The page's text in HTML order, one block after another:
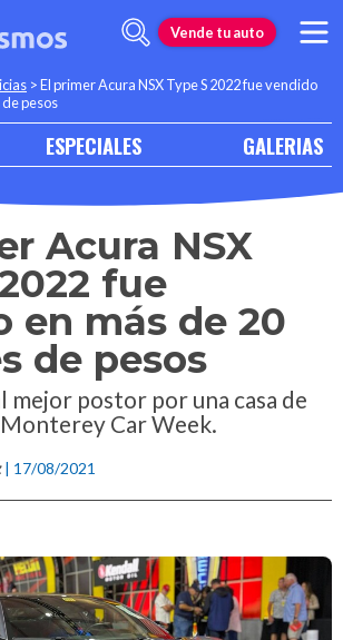
Vende tu auto
>El primer Acura NSX Type S 2022 fue vendido
pesos
ESPECIALES GALERIAS
Acura NSX
fue
en más de 20
de pesos
mejor postor por una casa de
Monterey Car Week.
| 17/08/2021